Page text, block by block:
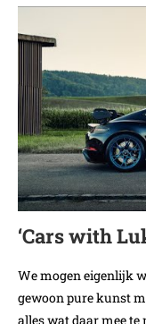
‘Cars with
We mogen eigenlijk
gewoon pure kunst
alles wat daar mee